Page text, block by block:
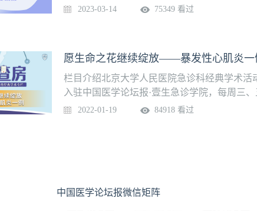
易引发基础疾病的加重，加大心血管病的救治
内外专家共同探讨心血管病合并新型冠状病毒
染相关暴发性心肌炎一例上线时间2023年3月
宇辉 主任医师中国医学科学院阜外医院心力
医学科学院阜外医院心内科
2023-03-14 75349 看过
愿生命之花继续绽放——暴发性心肌炎一
栏目介绍北京大学人民医院急诊科经典学术活
入驻中国医学论坛报·壹生急诊学院，每周三
科核心知识点讲解，全部免费开放，供临床同
后出现头痛、流涕，轻度咳嗽，少痰，伴有发
2022-01-19 84918 看过
中国医学论坛报微信矩阵